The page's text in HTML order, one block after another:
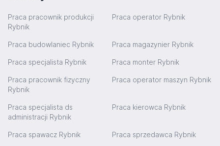
Praca pracownik produkcji
Rybnik
Praca operator Rybnik
Praca budowlaniec Rybnik Praca magazynier Rybnik
Praca specjalista Rybnik Praca monter Rybnik
Praca pracownik fizyczny
Rybnik
Praca operator maszyn Rybnik
Praca specjalista ds
administracji Rybnik
Praca kierowca Rybnik
Praca spawacz Rybnik Praca sprzedawca Rybnik